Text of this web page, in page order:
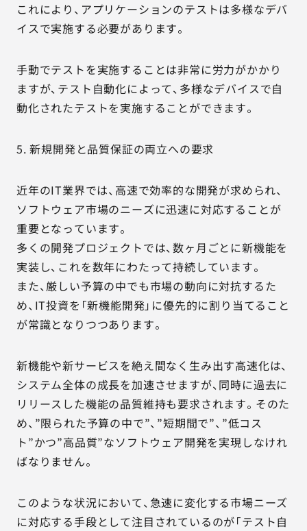
これにより、アプリケーションのテストは多様なデバ
イスで実施する必要があります。
手動でテストを実施することは非常に労力がかかり
ますが、テスト自動化によって、多様なデバイスで自
動化されたテストを実施することができます。
5. 新規開発と品質保証の両立への要求
近年のIT業界では、高速で効率的な開発が求められ、
ソフトウェア市場のニーズに迅速に対応することが
重要となっています。
多くの開発プロジェクトでは、数ヶ月ごとに新機能を
実装し、これを数年にわたって持続しています。
また、厳しい予算の中でも市場の動向に対抗するた
め、IT投資を「新機能開発」に優先的に割り当てること
が常識となりつつあります。
新機能や新サービスを絶え間なく生み出す高速化は、
システム全体の成長を加速させますが、同時に過去に
リリースした機能の品質維持も要求されます。そのた
め、”限られた予算の中で”、”短期間で”、”低コス
ト”かつ”高品質”なソフトウェア開発を実現しなけれ
ばなりません。
このような状況において、急速に変化する市場ニーズ
に対応する手段として注目されているのが「テスト自